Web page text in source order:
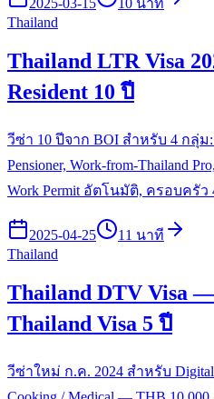
2025-03-15
10 นาที
Thailand
Thailand LTR Visa
Resident 10 ปี
วีซ่า 10 ปีจาก BOI สำหรับ 4 กลุ่ม:
Pensioner, Work-from-Thailand
Work Permit อัตโนมัติ, ครอบครัว
2025-04-25
11 นาที
Thailand
Thailand DTV Visa
Thailand Visa 5 ปี
วีซ่าใหม่ ก.ค. 2024 สำหรับ Digital